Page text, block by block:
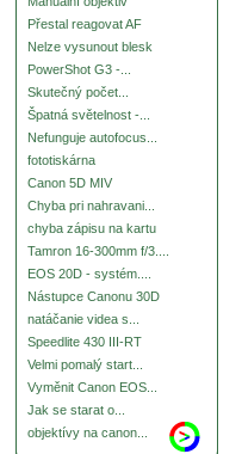
Přestal reagovat AF
Nelze vysunout blesk
PowerShot G3 -...
Skutečný počet...
Špatná světelnost -...
Nefunguje autofocus...
fototiskárna
Canon 5D MIV
Chyba pri nahravani...
chyba zápisu na kartu
Tamron 16-300mm f/3....
EOS 20D - systém....
Nástupce Canonu 30D
natáčanie videa s...
Speedlite 430 III-RT
Velmi pomalý start...
Vyměnit Canon EOS...
Jak se starat o...
objektívy na canon...